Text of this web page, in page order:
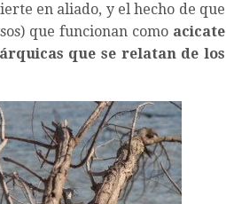
en aliado, y el hecho de que
que funcionan como acicate
que se relatan de los